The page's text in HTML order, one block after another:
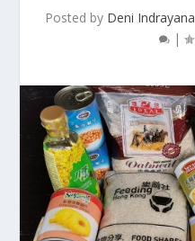
Posted by Deni Indrayana
|